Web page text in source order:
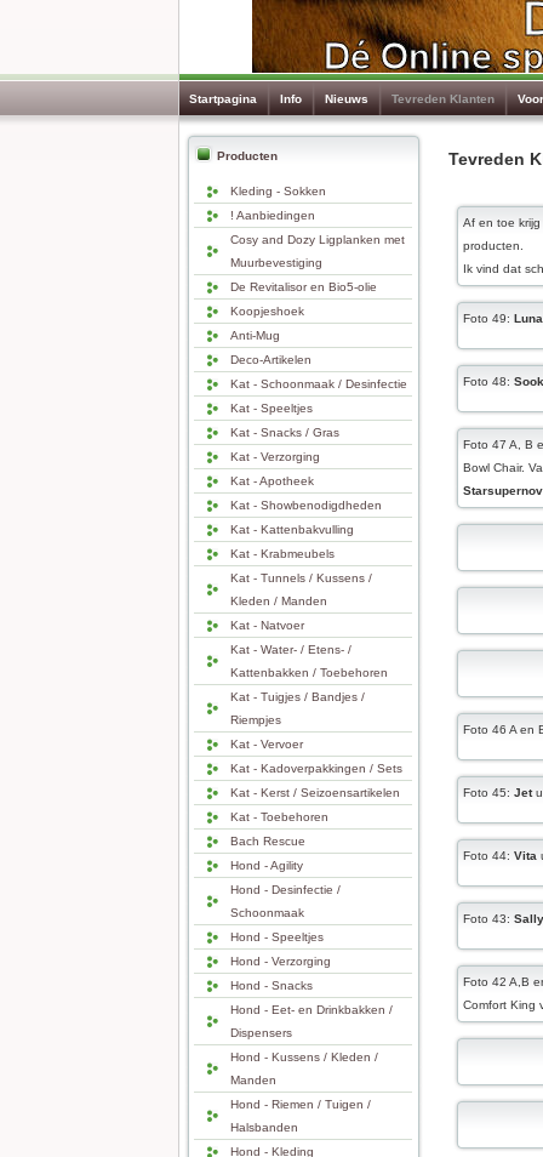
Startpagina Info Nieuws Tevreden Klanten
Producten
Kleding - Sokken
! Aanbiedingen
Cosy and Dozy Ligplanken met
Muurbevestiging
De Revitalisor en Bio5-olie
Koopjeshoek
Anti-Mug
Deco-Artikelen
Kat - Schoonmaak / Desinfectie
Kat - Speeltjes
Kat - Snacks / Gras
Kat - Verzorging
Kat - Apotheek
Kat - Showbenodigdheden
Kat - Kattenbakvulling
Kat - Krabmeubels
Kat - Tunnels / Kussens /
Kleden / Manden
Kat - Natvoer
Kat - Water- / Etens- /
Kattenbakken / Toebehoren
Kat - Tuigjes / Bandjes /
Riempjes
Kat - Vervoer
Kat - Kadoverpakkingen / Sets
Kat - Kerst / Seizoensartikelen
Kat - Toebehoren
Bach Rescue
Hond - Agility
Hond - Desinfectie /
Schoonmaak
Hond - Speeltjes
Hond - Verzorging
Hond - Snacks
Hond - Eet- en Drinkbakken /
Dispensers
Hond - Kussens / Kleden /
Manden
Hond - Riemen / Tuigen /
Halsbanden
Hond - Kleding
Tevreden
Af en toe
producten.
Ik vind dat
Foto 49: Luna
Foto 48:
Foto 47 A, B
Bowl Chair.
Foto 46 A en
Foto 45: Jet
Foto 44: Vita
Foto 43: Sally
Foto 42 A,B
Comfort King